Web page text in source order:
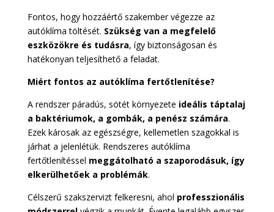
Fontos, hogy hozzáértő szakember végezze az
autóklíma töltését. Szükség van a megfelelő
eszközökre és tudásra, így biztonságosan és
hatékonyan teljesíthető a feladat.
Miért fontos az autóklíma fertőtlenítése?
A rendszer páradús, sötét környezete ideális táptalaj
a baktériumok, a gombák, a penész számára.
Ezek károsak az egészségre, kellemetlen szagokkal is
járhat a jelenlétük. Rendszeres autóklíma
fertőtlenítéssel meggátolható a szaporodásuk, így
elkerülhetőek a problémák.
Célszerű szakszervizt felkeresni, ahol professzionális